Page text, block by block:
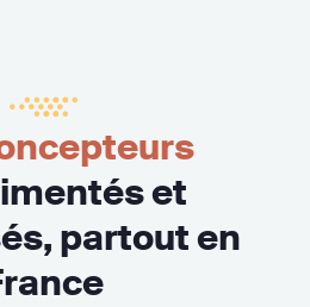
et
partout en